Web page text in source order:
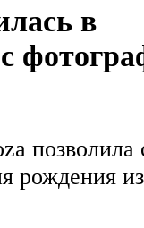
в
позволила
рождения